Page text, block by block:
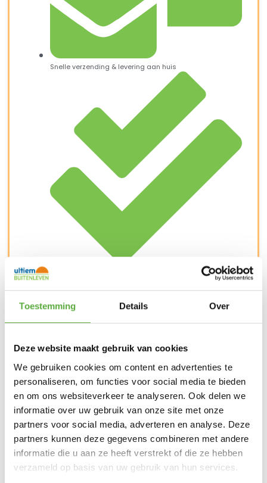
Toestemming Details Over
Deze website maakt gebruik van cookies
We gebruiken cookies om content en advertenties te
personaliseren, om functies voor social media te bieden
en om ons websiteverkeer te analyseren. Ook delen we
informatie over uw gebruik van onze site met onze
partners voor social media, adverteren en analyse. Deze
partners kunnen deze gegevens combineren met andere
informatie die u aan ze heeft verstrekt of die ze hebben
verzameld op basis van uw gebruik van hun services.
Snelle verzending & levering aan huis
SKU675839 Sfeerverlichting,
Woon accessoiresMerk:Anna's Collection
Productkleur
675839
EAN
8713619381119
Kleur
Taupe
BIJPASSENDE ACCESSOIRES EN ALTERNATIEVE